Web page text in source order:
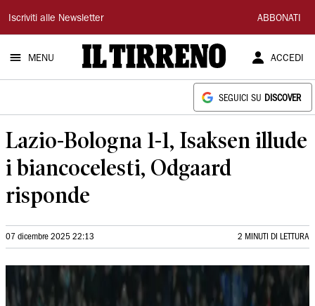
Il
Tirreno
Iscriviti alle Newsletter ABBONATI
MENU ACCEDI
SEGUICI SU DISCOVER
Lazio-Bologna 1-1, Isaksen illude
i biancocelesti, Odgaard
risponde
07 dicembre 2025 22:13 2 MINUTI DI LETTURA